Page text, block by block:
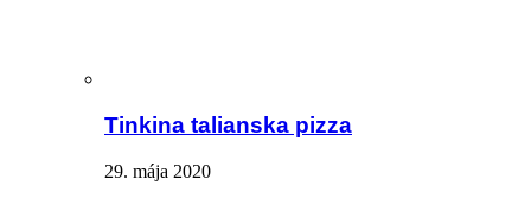
Tinkina talianska pizza
29. mája 2020